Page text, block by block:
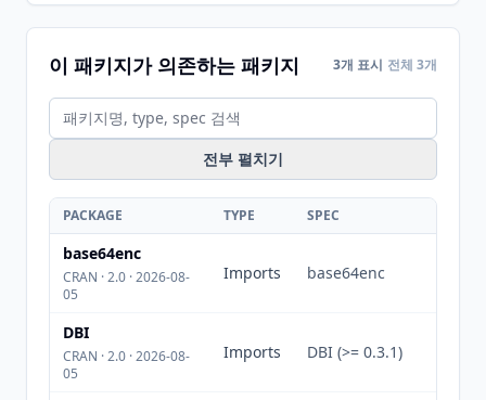
이 패키지가 의존하는 패키지 3개 표시 전체 3개
전부 펼치기
PACKAGE TYPE SPEC
base64enc
CRAN · 2.0 · 2026-08-
05
Imports base64enc
DBI
CRAN · 2.0 · 2026-08-
05
Imports DBI (>= 0.3.1)